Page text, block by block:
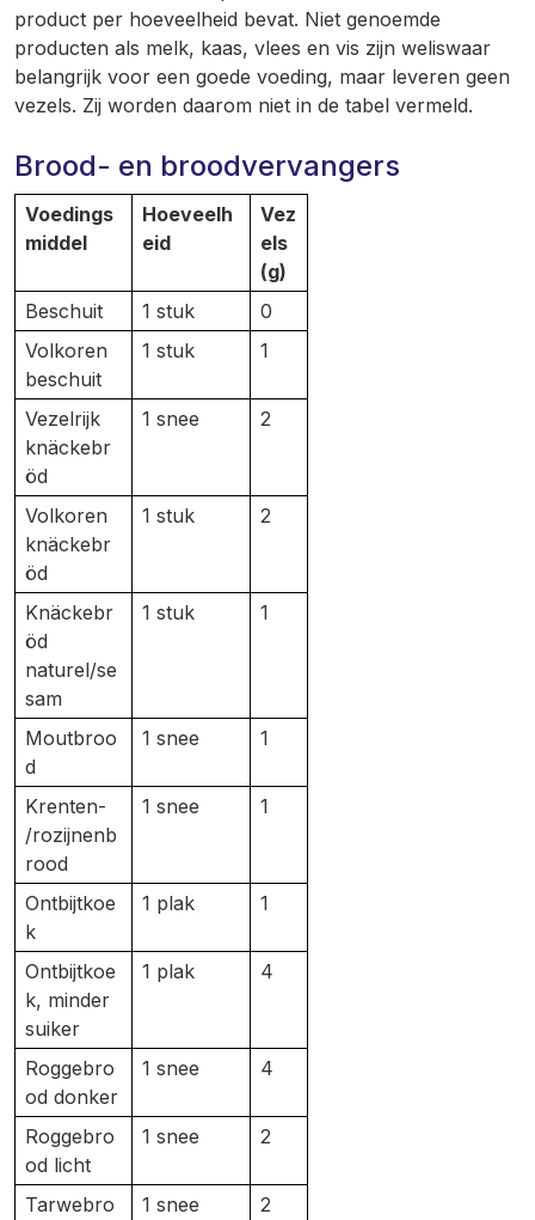
product per hoeveelheid bevat. Niet genoemde
producten als melk, kaas, vlees en vis zijn weliswaar
belangrijk voor een goede voeding, maar leveren geen
vezels. Zij worden daarom niet in de tabel vermeld.
Brood- en broodvervangers
Voedings
middel
Hoeveelh
eid
Vez
els
(g)
Beschuit
1 stuk
0
Volkoren
beschuit
1 stuk 1
Vezelrijk
knäckebr
öd
1 snee 2
Volkoren
knäckebr
öd
1 stuk 2
Knäckebr
öd
naturel/se
sam
1 stuk 1
Moutbroo
d
1 snee 1
Krenten-
/rozijnenb
rood
1 snee 1
Ontbijtkoe
k
1 plak 1
Ontbijtkoe
k, minder
suiker
1 plak 4
Roggebro
od donker
1 snee 4
Roggebro
od licht
1 snee 2
Tarwebro
1 snee 2